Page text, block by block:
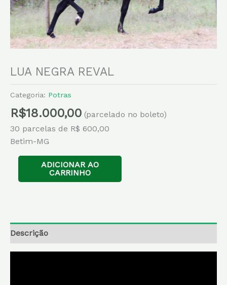
LUA NEGRA REVAL
Categoria: Potras
R$18.000,00 (parcelado no boleto)
30 parcelas de R$ 600,00
Betim-MG
ADICIONAR AO
CARRINHO
Descrição